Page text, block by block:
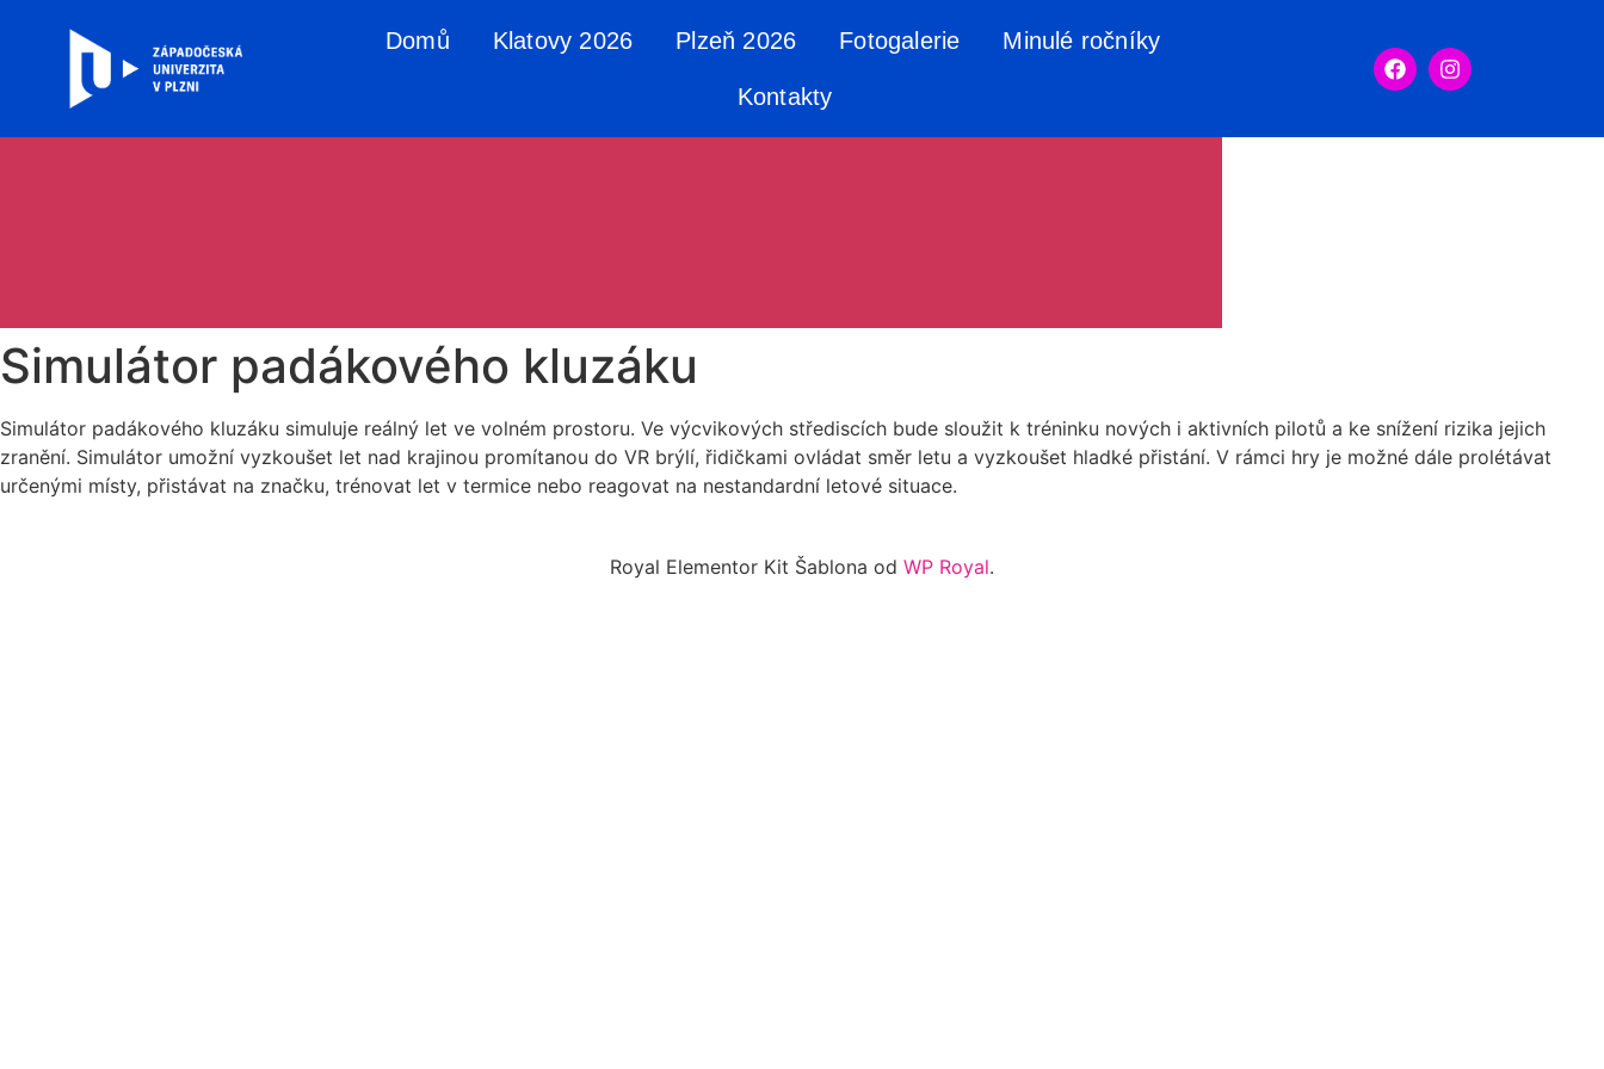
Domů Klatovy 2026 Plzeň 2026 Fotogalerie Minulé ročníky
Kontakty
Simulátor padákového kluzáku
Simulátor padákového kluzáku simuluje reálný let ve volném prostoru. Ve výcvikových střediscích bude sloužit k tréninku nových i aktivních pilotů a ke snížení rizika jejich
zranění. Simulátor umožní vyzkoušet let nad krajinou promítanou do VR brýlí, řidičkami ovládat směr letu a vyzkoušet hladké přistání. V rámci hry je možné dále prolétávat
určenými místy, přistávat na značku, trénovat let v termice nebo reagovat na nestandardní letové situace.
Royal Elementor Kit Šablona od WP Royal.